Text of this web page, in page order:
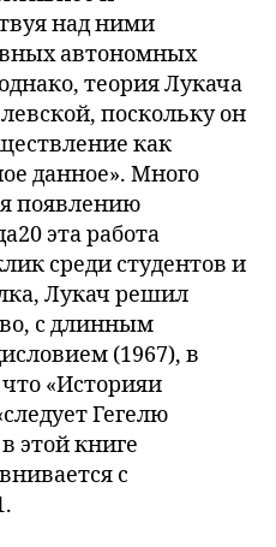
над ними
автономных
теория Лукача
поскольку он
как
данное». Много
появлению
эта работа
среди студентов и
Лукач решил
с длинным
(1967), в
«Историяи
Гегелю
этой книге
с